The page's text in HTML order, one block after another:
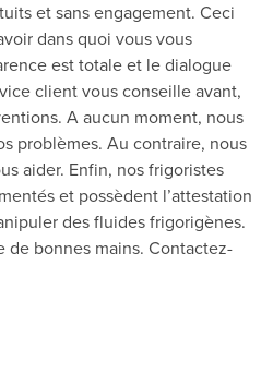
et sans engagement. Ceci
dans quoi vous vous
est totale et le dialogue
client vous conseille avant,
A aucun moment, nous
problèmes. Au contraire, nous
aider. Enfin, nos frigoristes
et possèdent l’attestation
des fluides frigorigènes.
de bonnes mains. Contactez-